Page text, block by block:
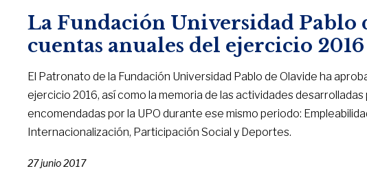
La Fundación Universidad Pablo
cuentas anuales del ejercicio 2016
El Patronato de la Fundación Universidad Pablo de Olavide ha
ejercicio 2016, así como la memoria de las actividades
encomendadas por la UPO durante ese mismo periodo:
Internacionalización, Participación Social y Deportes.
27 junio 2017